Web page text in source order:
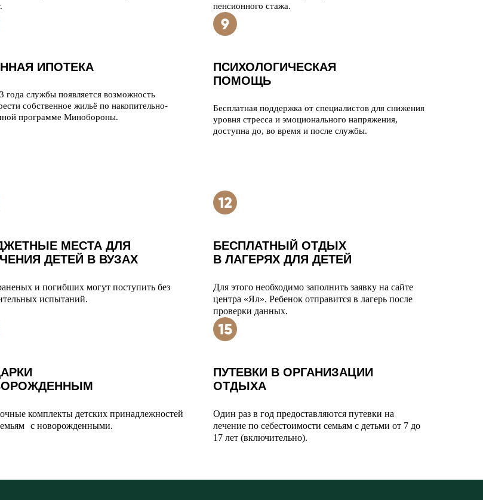
пенсионного стажа.
ИПОТЕКА
года службы появляется возможность
собственное жильё по накопительно-
программе Минобороны.
ПСИХОЛОГИЧЕСКАЯ
ПОМОЩЬ
Бесплатная поддержка от специалистов для снижения
уровня стресса и эмоционального напряжения,
доступна до, во время и после службы.
МЕСТА ДЛЯ
ДЕТЕЙ В ВУЗАХ
и погибших могут поступить без
испытаний.
БЕСПЛАТНЫЙ ОТДЫХ
В ЛАГЕРЯХ ДЛЯ ДЕТЕЙ
Для этого необходимо заполнить заявку на сайте
центра «Ял». Ребенок отправится в лагерь после
проверки данных.
комплекты детских принадлежностей
с новорожденными.
ПУТЕВКИ В ОРГАНИЗАЦИИ
ОТДЫХА
Один раз в год предоставляются путевки на
лечение по себестоимости семьям с детьми от 7 до
17 лет (включительно).